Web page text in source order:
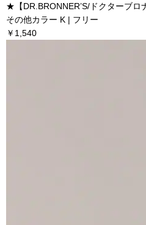
★【DR.BRONNER’S/ドクターブ
その他カラー K | フリー
￥1,540